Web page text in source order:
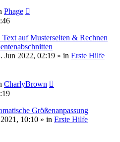
Phage
auf Musterseiten & Rechnen
Jun 2022, 02:19 » in Erste Hilfe
CharlyBrown
Größenanpassung
10:10 » in Erste Hilfe